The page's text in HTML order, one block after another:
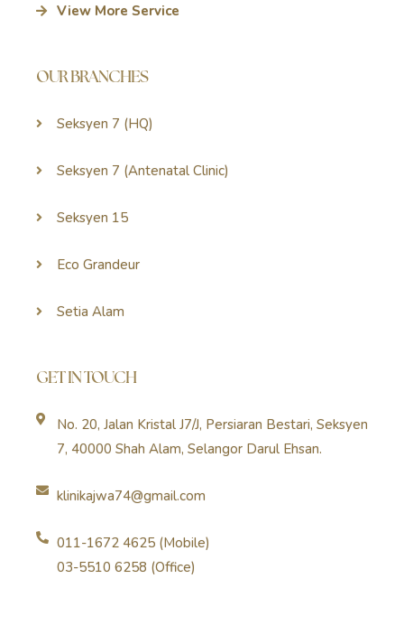
View More Service
OUR BRANCHES
Seksyen 7 (HQ)
Seksyen 7 (Antenatal Clinic)
Seksyen 15
Eco Grandeur
Setia Alam
GET IN TOUCH
No. 20, Jalan Kristal J7/J, Persiaran Bestari, Seksyen
7, 40000 Shah Alam, Selangor Darul Ehsan.
klinikajwa74@gmail.com
011-1672 4625 (Mobile)
03-5510 6258 (Office)